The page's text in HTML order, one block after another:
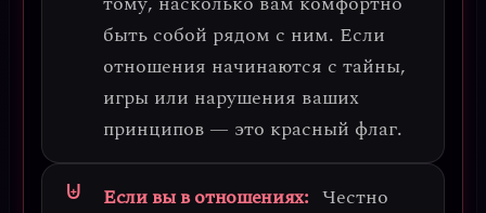
быть собой рядом с ним. Если
отношения начинаются с тайны,
игры или нарушения ваших
принципов — это красный флаг.
Если вы в отношениях: Честно